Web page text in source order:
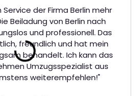
der Firma Berlin mehr
Beiladung von Berlin nach
und professionell. Das
freundlich und hat mein
behandelt. Ich kann das
Umzugsspezialist aus
weiterempfehlen!"